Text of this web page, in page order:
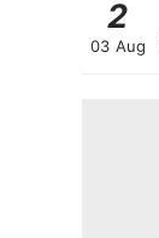
2
03 Aug